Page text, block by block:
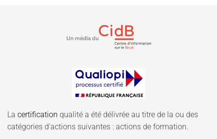
La certification qualité a été délivrée au titre de la ou des
catégories d'actions suivantes : actions de formation.